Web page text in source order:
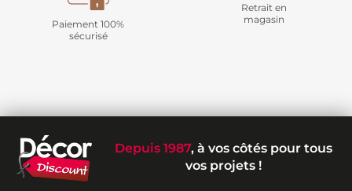
Paiement 100%
sécurisé
Retrait en
magasin
Depuis 1987, à vos côtés pour tous
vos projets !